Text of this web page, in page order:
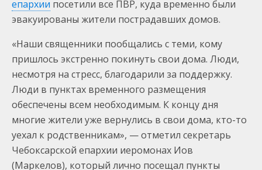
епархии посетили все ПВР, куда временно были
эвакуированы жители пострадавших домов.
«Наши священники пообщались с теми, кому
пришлось экстренно покинуть свои дома. Люди,
несмотря на стресс, благодарили за поддержку.
Люди в пунктах временного размещения
обеспечены всем необходимым. К концу дня
многие жители уже вернулись в свои дома, кто-то
уехал к родственникам», — отметил секретарь
Чебоксарской епархии иеромонах Иов
(Маркелов), который лично посещал пункты